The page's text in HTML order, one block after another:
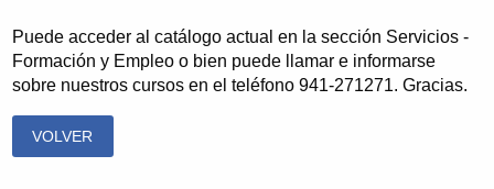
Puede acceder al catálogo actual en la sección Servicios -
Formación y Empleo o bien puede llamar e informarse
sobre nuestros cursos en el teléfono 941-271271. Gracias.
VOLVER